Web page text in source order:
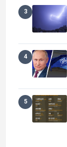
3
4
5